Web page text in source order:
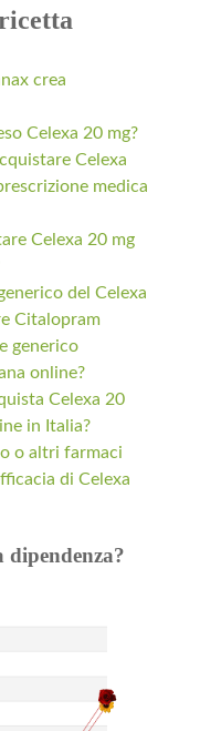
crea
Celexa 20 mg?
Celexa
medica
Celexa 20 mg
del Celexa
Citalopram
generico
online?
Celexa 20
in Italia?
o altri farmaci
di Celexa
dipendenza?